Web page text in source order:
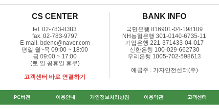
CS CENTER
tel. 02-783-8383
fax. 02-783-9797
E-mail. bdenc@naver.com
평일 월~목 09:00 ~ 18:00
금 09:00 ~ 17:00
(토.일.공휴일 휴무)
고객센터 바로 연결하기
BANK INFO
국민은행 816901-04-198109
NH농협은행 301-0140-6735-11
기업은행 221-371433-04-017
신한은행 100-029-662730
우리은행 1005-702-598613
예금주 : 가자안전센터(주)
PC버전 이용안내 개인정보처리방침 이용약관 고객센터